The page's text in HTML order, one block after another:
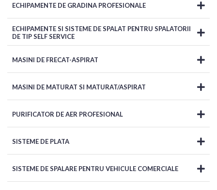
ECHIPAMENTE DE GRADINA PROFESIONALE
ECHIPAMENTE SI SISTEME DE SPALAT PENTRU SPALATORII
DE TIP SELF SERVICE
MASINI DE FRECAT-ASPIRAT
MASINI DE MATURAT SI MATURAT/ASPIRAT
PURIFICATOR DE AER PROFESIONAL
SISTEME DE PLATA
SISTEME DE SPALARE PENTRU VEHICULE COMERCIALE